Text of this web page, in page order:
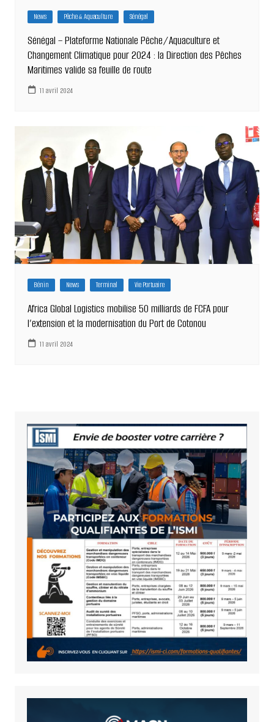
News Pêche & Aquaculture Sénégal
Sénégal – Plateforme Nationale Pêche/Aquaculture et
Changement Climatique pour 2024 : la Direction des Pêches
Maritimes valide sa feuille de route
11 avril 2024
Bénin News Terminal Vie Portuaire
Africa Global Logistics mobilise 50 milliards de FCFA pour
l’extension et la modernisation du Port de Cotonou
11 avril 2024